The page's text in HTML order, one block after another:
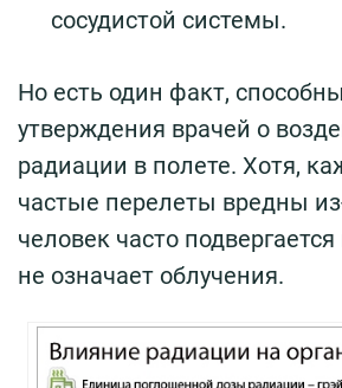
сосудистой системы.
Но есть один факт,
утверждения врачей о
радиации в полете. Хотя,
частые перелеты вредны
человек часто
не означает облучения.